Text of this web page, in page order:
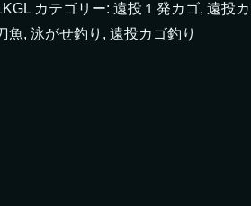
カテゴリー: 遠投１発カゴ, 遠投
魚, 泳がせ釣り , 遠投カゴ釣り